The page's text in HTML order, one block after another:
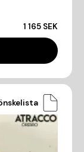
1 165 SEK